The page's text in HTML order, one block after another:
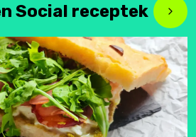
Social receptek